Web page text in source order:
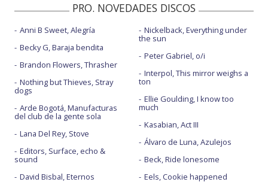
PRO. NOVEDADES DISCOS
Anni B Sweet, Alegría
Becky G, Baraja bendita
Brandon Flowers, Thrasher
Nothing but Thieves, Stray
dogs
Arde Bogotá, Manufacturas
del club de la gente sola
Lana Del Rey, Stove
Editors, Surface, echo &
sound
David Bisbal, Eternos
Nickelback, Everything under
the sun
Peter Gabriel, o/i
Interpol, This mirror weighs a
ton
Ellie Goulding, I know too
much
Kasabian, Act III
Álvaro de Luna, Azulejos
Beck, Ride lonesome
Eels, Cookie happened